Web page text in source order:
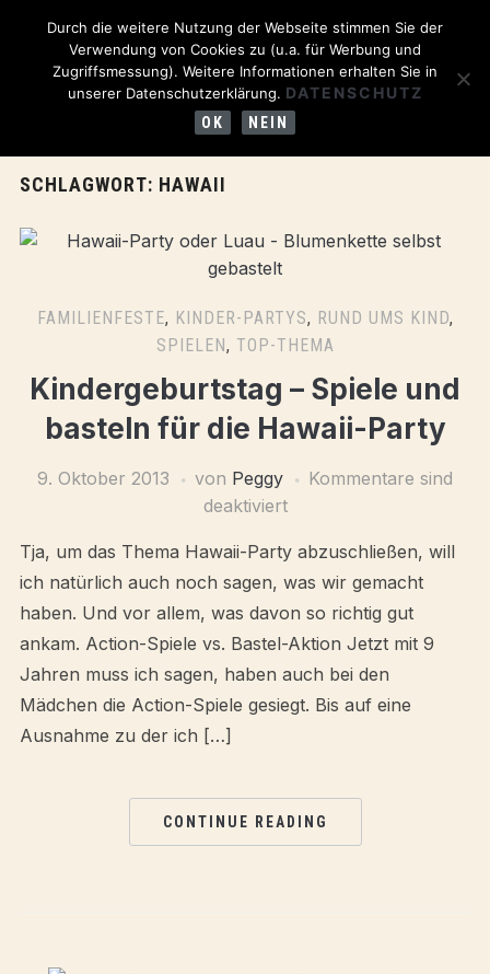
SCHLAGWORT: HAWAII
FAMILIENFESTE, KINDER-PARTYS, RUND UMS KIND,
SPIELEN, TOP-THEMA
Kindergeburtstag – Spiele und
basteln für die Hawaii-Party
9. Oktober 2013 von Peggy
Kommentare sind
deaktiviert
Tja, um das Thema Hawaii-Party abzuschließen, will
ich natürlich auch noch sagen, was wir gemacht
haben. Und vor allem, was davon so richtig gut
ankam. Action-Spiele vs. Bastel-Aktion Jetzt mit 9
Jahren muss ich sagen, haben auch bei den
Mädchen die Action-Spiele gesiegt. Bis auf eine
Ausnahme zu der ich […]
CONTINUE READING
Durch die weitere Nutzung der Webseite stimmen Sie der
Verwendung von Cookies zu (u.a. für Werbung und
Zugriffsmessung). Weitere Informationen erhalten Sie in
unserer Datenschutzerklärung. DATENSCHUTZ
OK NEIN